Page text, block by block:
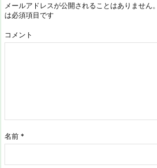
メールアドレスが公開されることはありません。
は必須項目です
コメント
名前 *